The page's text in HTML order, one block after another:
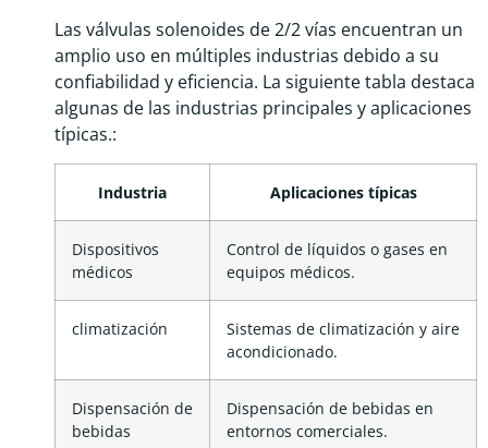
Las válvulas solenoides de 2/2 vías encuentran un
amplio uso en múltiples industrias debido a su
confiabilidad y eficiencia. La siguiente tabla destaca
algunas de las industrias principales y aplicaciones
típicas.:
Industria Aplicaciones típicas
Dispositivos
médicos
Control de líquidos o gases en
equipos médicos.
climatización
Sistemas de climatización y aire
acondicionado.
Dispensación de
bebidas
Dispensación de bebidas en
entornos comerciales.